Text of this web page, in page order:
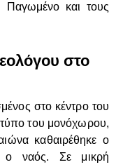
Παγωμένο και τους
στο
στο κέντρο του
τύπο του μονόχωρου,
καθαιρέθηκε ο
ο ναός. Σε μικρή